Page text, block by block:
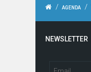
/ AGENDA /
NEWSLETTER